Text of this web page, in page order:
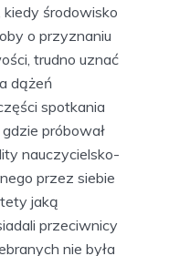
kiedy środowisko
o przyznaniu
trudno uznać
dążeń
spotkania
próbował
nauczycielsko-
przez siebie
jaką
przeciwnicy
nie była